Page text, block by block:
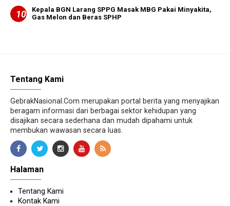
Kepala BGN Larang SPPG Masak MBG Pakai Minyakita,
Gas Melon dan Beras SPHP
Tentang Kami
GebrakNasional.Com merupakan portal berita yang menyajikan
beragam informasi dari berbagai sektor kehidupan yang
disajikan secara sederhana dan mudah dipahami untuk
membukan wawasan secara luas.
Halaman
Tentang Kami
Kontak Kami